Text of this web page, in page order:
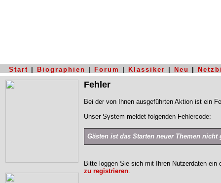
Start Biographien Forum Klassiker Neu
Fehler
Bei der von Ihnen ausgeführten Aktion ist ein
Unser System meldet folgenden Fehlercode:
Gästen ist das Starten neuer Themen nicht
Bitte loggen Sie sich mit Ihren Nutzerdaten
zu registrieren.